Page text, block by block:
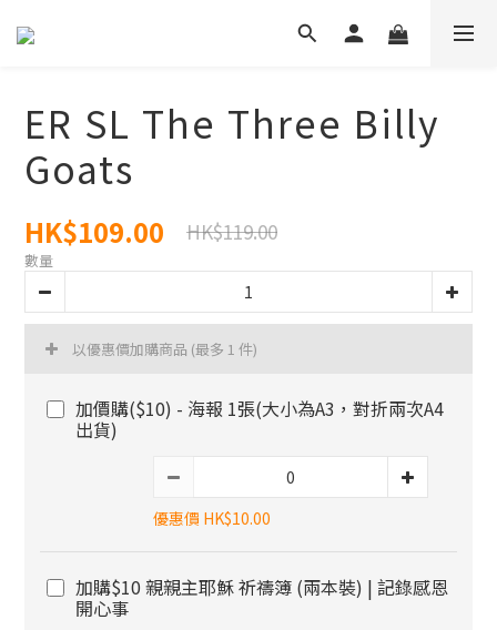
ER SL The Three Billy
Goats
HK$109.00 HK$119.00
數量
以優惠價加購商品 (最多 1 件)
加價購($10) - 海報 1張(大小為A3，對折兩次A4
出貨)
優惠價 HK$10.00
加購$10 親親主耶穌 祈禱簿 (兩本裝) | 記錄感恩
開心事